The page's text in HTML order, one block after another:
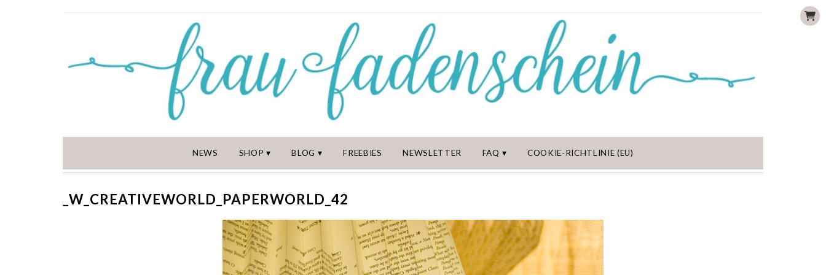
NEWS SHOP BLOG FREEBIES NEWSLETTER FAQ COOKIE-RICHTLINIE (EU)
_W_CREATIVEWORLD_PAPERWORLD_42